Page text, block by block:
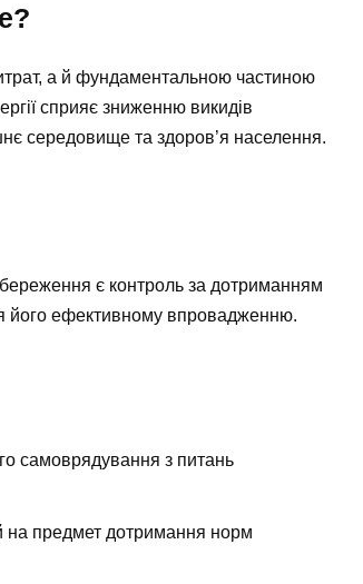
а й фундаментальною частиною
сприяє зниженню викидів
середовище та здоров’я населення.
є контроль за дотриманням
його ефективному впровадженню.
самоврядування з питань
на предмет дотримання норм